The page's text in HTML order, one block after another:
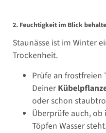
2. Feuchtigkeit im Blick
Staunässe ist im Winter
Trockenheit.
Prüfe an frostfreien
Deiner
oder schon
Überprüfe auch,
Töpfen Wasser steht.